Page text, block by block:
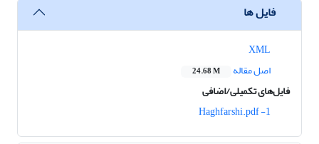
فایل ها
اصل مقاله
24.68 M
فایل‌های تکمیلی/اضافی